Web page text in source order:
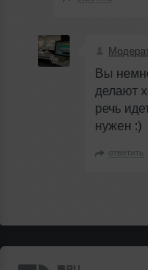
Вы
делают
речь
нужен :)
ответить